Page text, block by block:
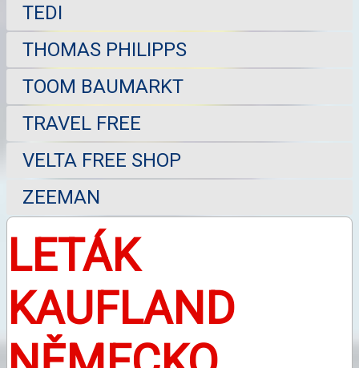
TEDI
THOMAS PHILIPPS
TOOM BAUMARKT
TRAVEL FREE
VELTA FREE SHOP
ZEEMAN
LETÁK
KAUFLAND